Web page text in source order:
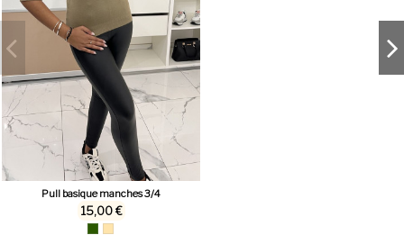
Pull basique manches 3/4
15,00 €